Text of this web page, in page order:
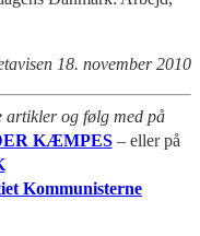
18. november 2010
artikler og følg med på
KÆMPES – eller på
Kommunisterne